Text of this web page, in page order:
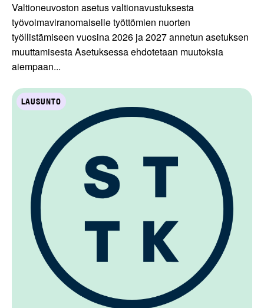
Valtioneuvoston asetus valtionavustuksesta
työvoimaviranomaiselle työttömien nuorten
työllistämiseen vuosina 2026 ja 2027 annetun asetuksen
muuttamisesta Asetuksessa ehdotetaan muutoksia
aiempaan...
LAUSUNTO